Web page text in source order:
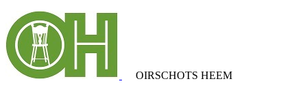
OIRSCHOTS HEEM